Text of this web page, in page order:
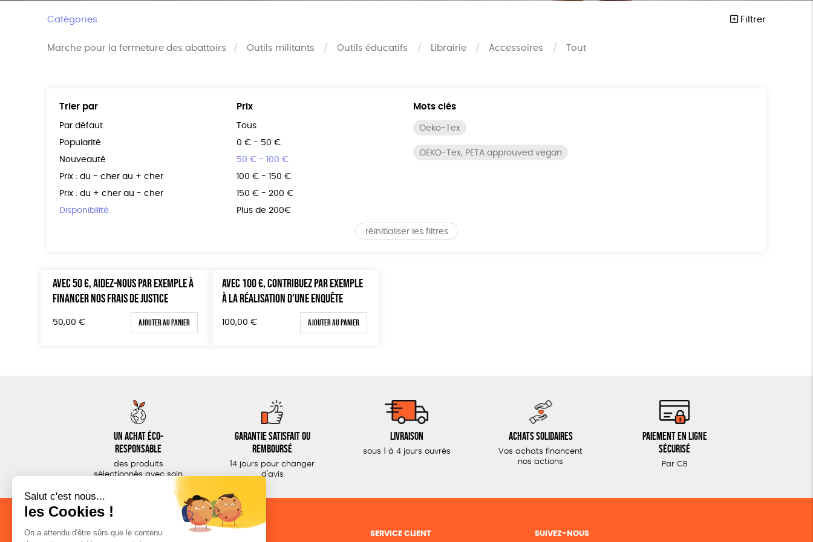
Catégories Filtrer
Marche pour la fermeture des abattoirs Outils militants Outils éducatifs Librairie Accessoires Tout
Trier par
Par défaut
Popularité
Nouveauté
Prix : du - cher au + cher
Prix : du + cher au - cher
Disponibilité
Prix
Tous
0 € - 50 €
50 € - 100 €
100 € - 150 €
150 € - 200 €
Plus de 200€
Mots clés
Oeko-Tex
OEKO-Tex, PETA approuved vegan
réinitialiser les filtres
AVEC 50 €, AIDEZ-NOUS PAR EXEMPLE À
FINANCER NOS FRAIS DE JUSTICE
50,00 € Ajouter au panier
AVEC 100 €, CONTRIBUEZ PAR EXEMPLE
À LA RÉALISATION D’UNE ENQUÊTE
100,00 € Ajouter au panier
Un achat éco-
responsable
des produits
sélectionnés avec soin
Garantie satisfait ou
remboursé
14 jours pour changer
d'avis
Livraison
sous 1 à 4 jours ouvrés
Achats solidaires
Vos achats financent
nos actions
Paiement en ligne
sécurisé
Par CB
NOS CATÉGORIES LA BOUTIQUE SERVICE CLIENT SUIVEZ-NOUS